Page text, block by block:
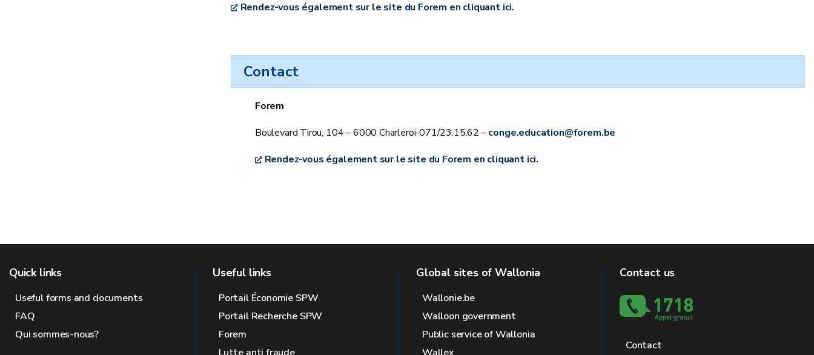
Rendez-vous également sur le site du Forem en cliquant ici.
Contact
Forem
Boulevard Tirou, 104 – 6000 Charleroi-071/23.15.62 –conge.education@forem.be
Rendez-vous également sur le site du Forem en cliquant ici.
Quick links
Useful forms and documents
FAQ
Qui sommes-nous?
Useful links
Portail Économie SPW
Portail Recherche SPW
Forem
Global sites of Wallonia
Wallonie.be
Walloon government
Public service of Wallonia
Contact us
Contact